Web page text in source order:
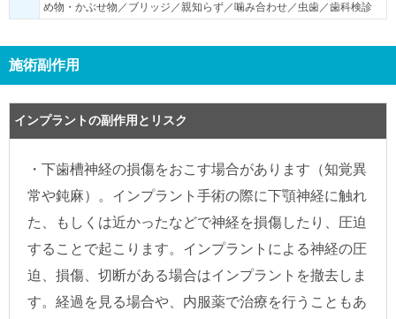
め物・かぶせ物／ブリッジ／親知らず／噛み合わせ／虫歯／歯科検診
施術副作用